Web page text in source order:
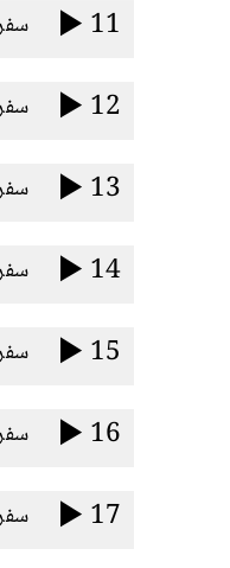
11
12
13
14
15
16
17